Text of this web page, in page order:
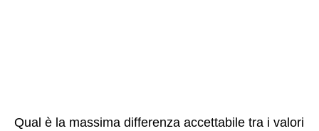
Qual è la massima differenza accettabile tra i valori